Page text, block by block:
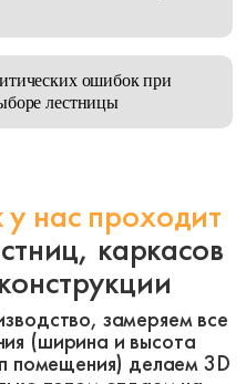
ошибок при
лестницы
у нас проходит
каркасов
замеряем все
(ширина и высота
помещения) делаем 3D